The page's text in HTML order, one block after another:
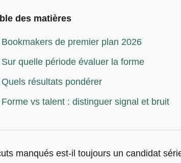
des matières
Bookmakers de premier plan 2026
Sur quelle période évaluer la forme
Quels résultats pondérer
Forme vs talent : distinguer signal et bruit
manqués est-il toujours un candidat